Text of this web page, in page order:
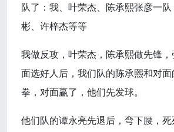
队了：我、叶荣杰、陈承熙张彦一
彬、许梓杰等等
我做反攻，叶荣杰，陈承熙做先锋
面选好人后，我们队的陈承熙和对
拳，对面赢了，他们先发球。
他们队的谭永亮先退后，弯下腰，死